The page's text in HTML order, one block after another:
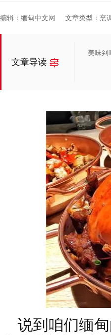
编辑：缅甸中文网 文章类型：烹
文章导读
美味到
说到咱们缅甸